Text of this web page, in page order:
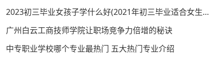
2023初三毕业女孩子学什么好(2021年初三毕业适合女生学的专业)
广州白云工商技师学院让职场竞争力倍增的秘诀
中专职业学校哪个专业最热门 五大热门专业介绍